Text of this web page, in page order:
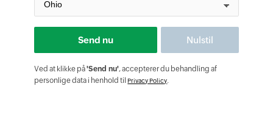
Ved at klikke på'Send nu', accepterer du behandling af
personlige data i henhold tilPrivacy Policy.